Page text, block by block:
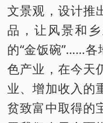
文景观，设计推
品，让风景和
的“金饭碗”……各
色产业，在今天
业、增加收入的
贫致富中取得的